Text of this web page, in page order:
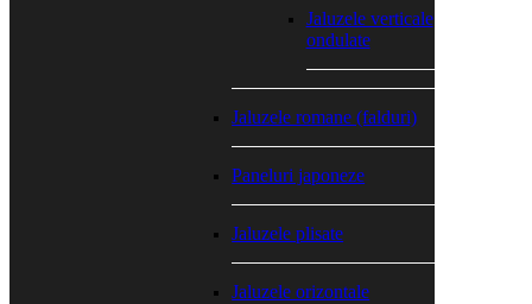
Jaluzele verticale
ondulate
Jaluzele romane (falduri)
Paneluri japoneze
Jaluzele plisate
Jaluzele orizontale